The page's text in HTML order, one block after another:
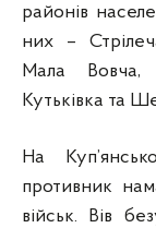
районів
них –
Мала Вовча,
Кутьківка та
На
противник
військ. Вів